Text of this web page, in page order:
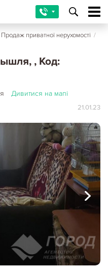
приватної нерухомості /
, Код:
Дивитися на мапі
21.01.23